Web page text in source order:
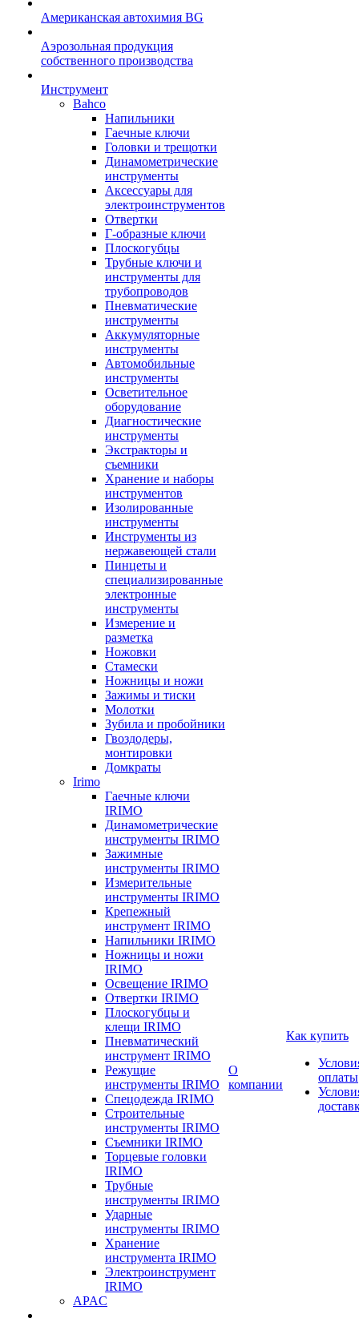
Американская автохимия BG
Аэрозольная продукция
собственного производства
Инструмент
Bahco
Напильники
Гаечные ключи
Головки и трещотки
Динамометрические
инструменты
Аксессуары для
электроинструментов
Отвертки
Г-образные ключи
Плоскогубцы
Трубные ключи и
инструменты для
трубопроводов
Пневматические
инструменты
Аккумуляторные
инструменты
Автомобильные
инструменты
Осветительное
оборудование
Диагностические
инструменты
Экстракторы и
съемники
Хранение и наборы
инструментов
Изолированные
инструменты
Инструменты из
нержавеющей стали
Пинцеты и
специализированные
электронные
инструменты
Измерение и
разметка
Ножовки
Стамески
Ножницы и ножи
Зажимы и тиски
Молотки
Зубила и пробойники
Гвоздодеры,
монтировки
Домкраты
Irimo
Гаечные ключи
IRIMO
Динамометрические
инструменты IRIMO
Зажимные
инструменты IRIMO
Измерительные
инструменты IRIMO
Крепежный
инструмент IRIMO
Напильники IRIMO
Ножницы и ножи
IRIMO
Освещение IRIMO
Отвертки IRIMO
Плоскогубцы и
клещи IRIMO
Пневматический
инструмент IRIMO
Режущие
инструменты IRIMO
Спецодежда IRIMO
Строительные
инструменты IRIMO
Съемники IRIMO
Торцевые головки
IRIMO
Трубные
инструменты IRIMO
Ударные
инструменты IRIMO
Хранение
инструмента IRIMO
Электроинструмент
IRIMO
APAC
О
компании
Как купить
оплаты